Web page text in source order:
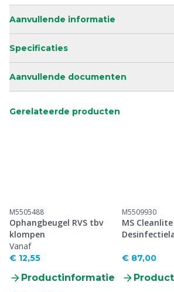
Aanvullende informatie
Specificaties
Aanvullende documenten
Gerelateerde producten
M5505488
Ophangbeugel RVS tbv
klompen
Vanaf
€ 12,55
Productinformatie
M5509930
MS Cleanlite
€ 87,00